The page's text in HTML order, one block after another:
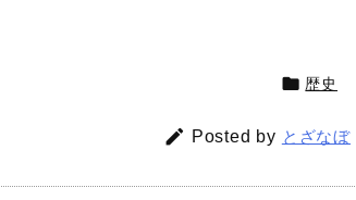
 歴史
 Posted by とざなぼ